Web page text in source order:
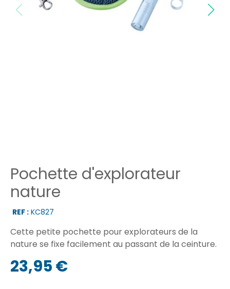
Pochette d'explorateur
nature
REF : KC827
Cette petite pochette pour explorateurs de la
nature se fixe facilement au passant de la ceinture.
23,95 €